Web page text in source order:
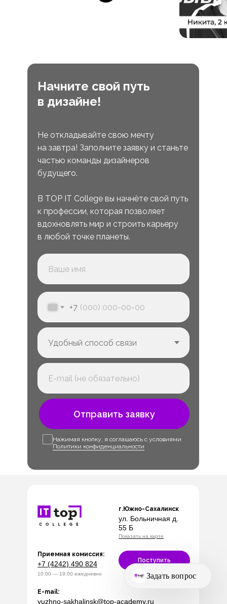
Начните свой путь
в дизайне!
Не откладывайте свою мечту
на завтра! Заполните заявку и станьте
частью команды дизайнеров
будущего.
В TOP IT College вы начнёте свой путь
к профессии, которая позволяет
вдохновлять мир и строить карьеру
в любой точке планеты.
+7
Отправить заявку
Нажимая кнопку, я соглашаюсь с условиями
Политики конфиденциальности
10:00 — 19:00 ежедневно
г.Южно-Сахалинск
yuzhno-sakhalinsk@top-academy.ru
E-mail:
Приемная комиссия:
ул. Больничная д.
55 Б
Показать на карте
Поступить
+7 (4242) 490 824